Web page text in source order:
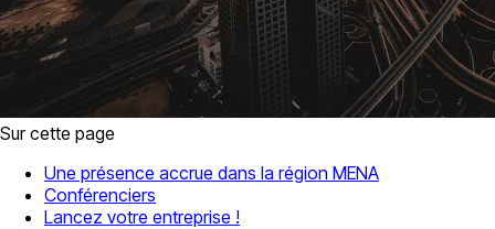
Sur cette page
Une présence accrue dans la région MENA
Conférenciers
Lancez votre entreprise !